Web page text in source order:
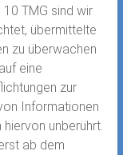
TMG sind wir
übermittelte
zu überwachen
eine
zur
Informationen
unberührt.
ab dem